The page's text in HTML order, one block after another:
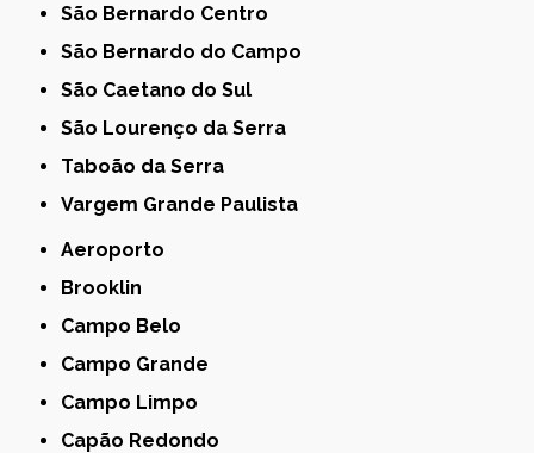
São Bernardo Centro
São Bernardo do Campo
São Caetano do Sul
São Lourenço da Serra
Taboão da Serra
Vargem Grande Paulista
Aeroporto
Brooklin
Campo Belo
Campo Grande
Campo Limpo
Capão Redondo